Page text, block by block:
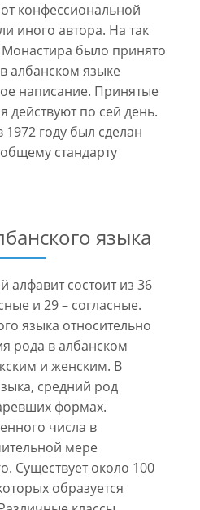
конфессиональной
иного автора. На так
было принято
албанском языке
написание. Принятые
действуют по сей день.
году был сделан
стандарту
языка
состоит из 36
и 29 – согласные.
языка относительно
рода в албанском
и женским. В
средний род
формах.
числа в
мере
Существует около 100
образуется